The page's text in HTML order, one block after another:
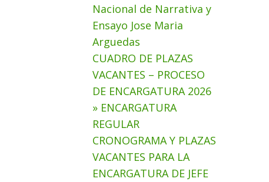
Nacional de Narrativa y
Ensayo Jose Maria
Arguedas
CUADRO DE PLAZAS
VACANTES – PROCESO
DE ENCARGATURA 2026
» ENCARGATURA
REGULAR
CRONOGRAMA Y PLAZAS
VACANTES PARA LA
ENCARGATURA DE JEFE